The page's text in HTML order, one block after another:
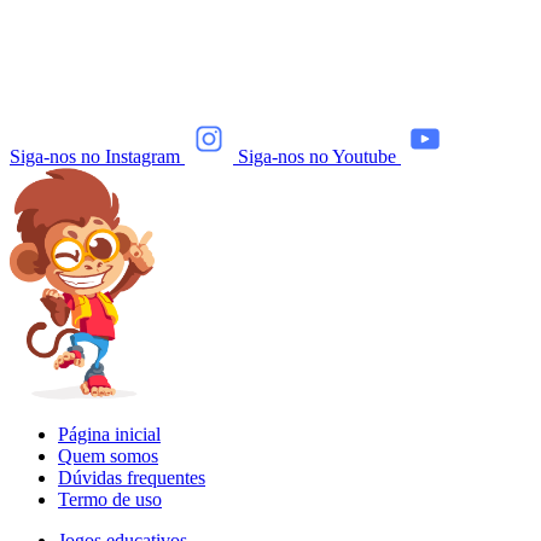
Siga-nos no Instagram Siga-nos no Youtube
Página inicial
Quem somos
Dúvidas frequentes
Termo de uso